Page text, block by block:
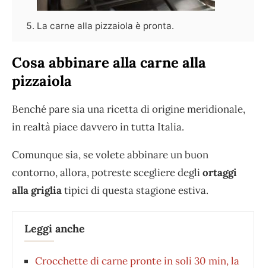
La carne alla pizzaiola è pronta.
Cosa abbinare alla carne alla
pizzaiola
Benché pare sia una ricetta di origine meridionale,
in realtà piace davvero in tutta Italia.
Comunque sia, se volete abbinare un buon
contorno, allora, potreste scegliere degliortaggi
alla grigliatipici di questa stagione estiva.
Leggi anche
Crocchette di carne pronte in soli 30 min, la